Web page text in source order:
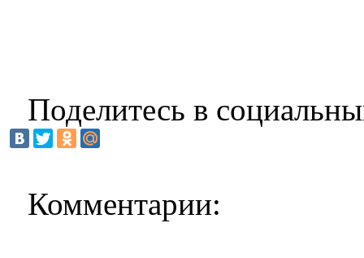
Поделитесь в
Комментарии: